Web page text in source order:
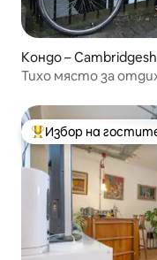
Кондо –
Тихо място за
Най-популярен
Избор на